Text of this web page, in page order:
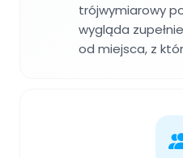
trójwymiarowy
wygląda
od miejsca, z